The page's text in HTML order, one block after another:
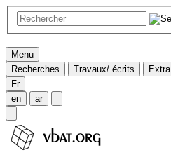
Menu
Recherches
Travaux/ écrits Extra
Fr
en
ar